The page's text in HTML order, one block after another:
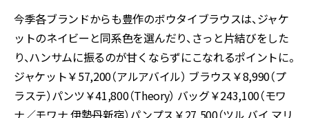
今季各ブランドからも豊作のボウタイブラウスは、ジャケ
ットのネイビーと同系色を選んだり、さっと片結びをした
り、ハンサムに振るのが甘くならずにこなれるポイントに。
ジャケット￥57,200（アルアバイル） ブラウス￥8,990（プ
ラステ）パンツ￥41,800（Theory） バッグ￥243,100（モワ
ナ／モワナ 伊勢丹新宿）パンプス￥27,500（ツル バイ マリ